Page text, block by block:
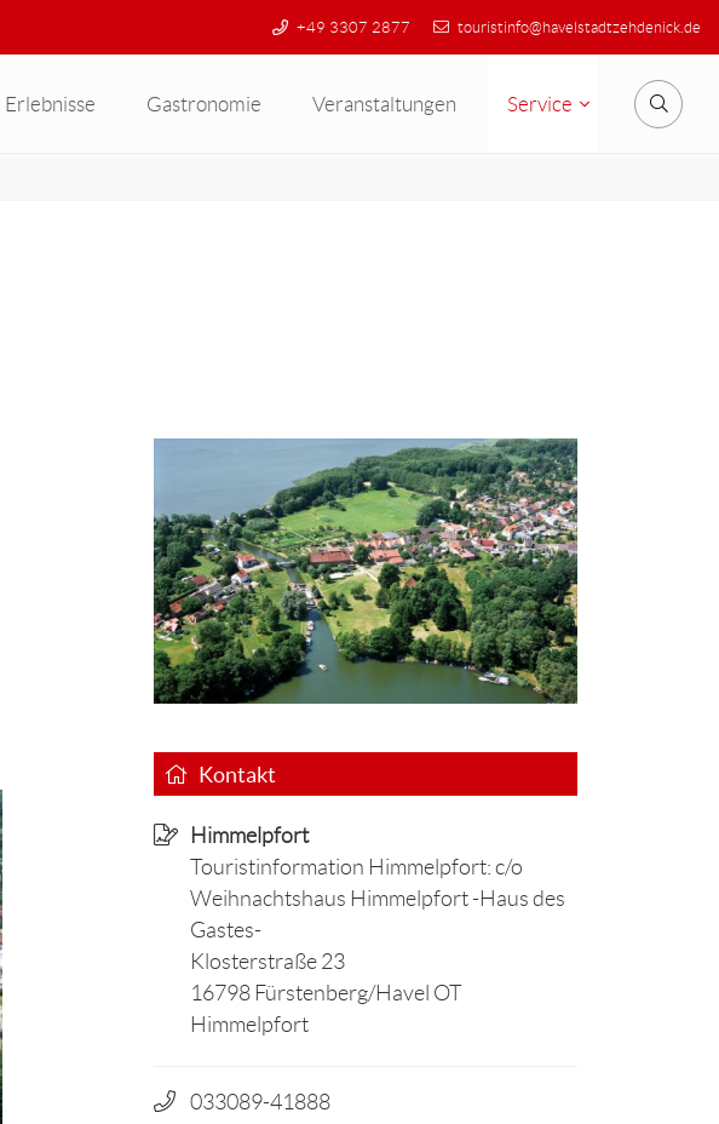
+49 3307 2877 touristinfo@havelstadtzehdenick.de
Erlebnisse Gastronomie Veranstaltungen Service Suche
Kontakt
Himmelpfort
Touristinformation Himmelpfort: c/o
Weihnachtshaus Himmelpfort -Haus des
Gastes-
Klosterstraße 23
16798 Fürstenberg/Havel OT
Himmelpfort
033089-41888